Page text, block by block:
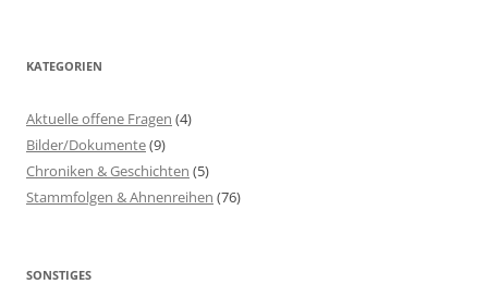
KATEGORIEN
Aktuelle offene Fragen (4)
Bilder/Dokumente(9)
Chroniken & Geschichten (5)
Stammfolgen & Ahnenreihen (76)
SONSTIGES